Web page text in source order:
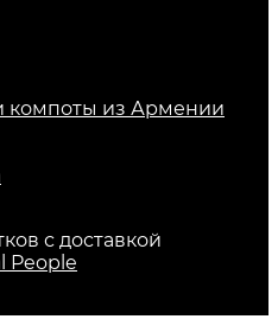
компоты из Армении
с доставкой
People